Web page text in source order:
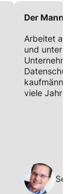
Der Mann der
Arbeitet als
und
Unternehmen
Datenschutz.
viele Jahre